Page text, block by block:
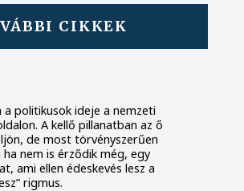
CIKKEK
a politikusok ideje a nemzeti
A kellő pillanatban az ő
de most törvényszerűen
nem is érződik még, egy
ami ellen édeskevés lesz a
rigmus.